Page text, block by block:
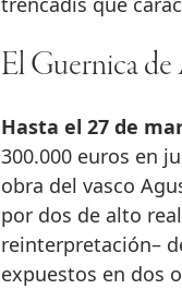
El Guernica
Hasta el 27 de
300.000 euros en
obra del vasco
por dos de alto
reinterpretación–
expuestos en dos